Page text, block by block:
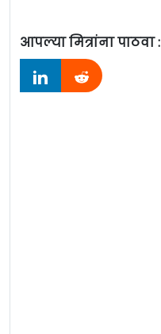
आपल्या मित्रांना पाठवा :